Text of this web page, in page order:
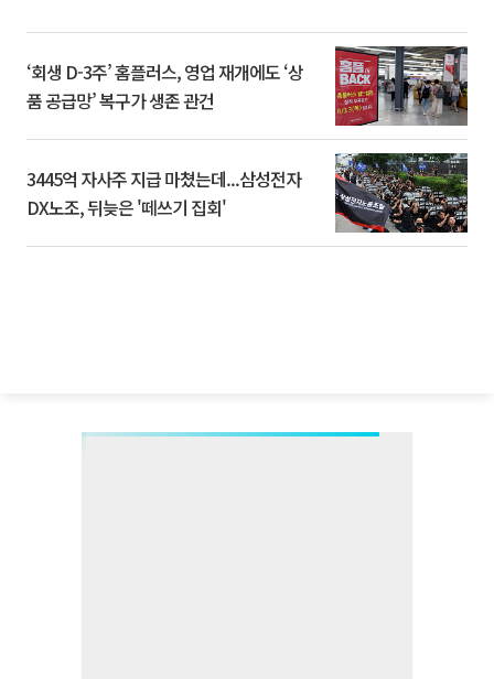
‘회생 D-3주’ 홈플러스, 영업 재개에도 ‘상
품 공급망’ 복구가 생존 관건
3445억 자사주 지급 마쳤는데...삼성전자
DX노조, 뒤늦은 '떼쓰기 집회'